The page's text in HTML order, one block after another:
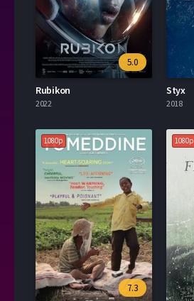
5.0
Rubikon
2022
Styx
2018
1080p
7.3
1080p